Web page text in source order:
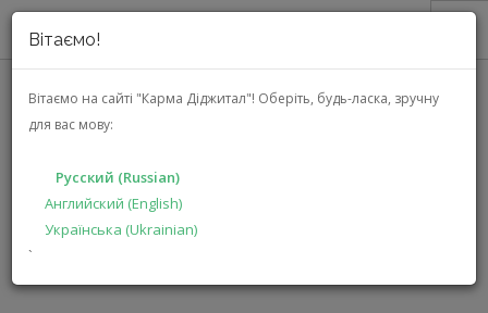
Вітаємо!
Вітаємо на сайті "Карма Діджитал"! Оберіть, будь-ласка, зручну
для вас мову:
Русский (Russian)
Английский (English)
Українська (Ukrainian)
`
О НАС
АКЦИИ
РЕШЕНИЯ
ПРОИЗВОДИТЕЛЯМ
ГЛАВНАЯ БРЕНДЫ